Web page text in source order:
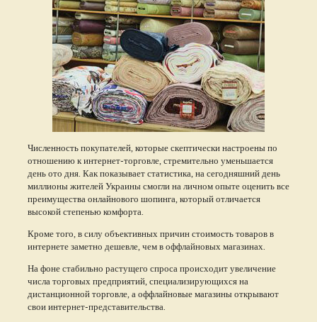
Численность покупателей, которые скептически настроены по
отношению к интернет-торговле, стремительно уменьшается
день ото дня. Как показывает статистика, на сегодняшний день
миллионы жителей Украины смогли на личном опыте оценить все
преимущества онлайнового шопинга, который отличается
высокой степенью комфорта.
Кроме того, в силу объективных причин стоимость товаров в
интернете заметно дешевле, чем в оффлайновых магазинах.
На фоне стабильно растущего спроса происходит увеличение
числа торговых предприятий, специализирующихся на
дистанционной торговле, а оффлайновые магазины открывают
свои интернет-представительства.